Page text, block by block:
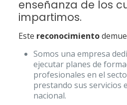
enseñanza de los
impartimos.
Este reconocimiento
Somos una empresa
ejecutar planes de
profesionales en el
prestando sus servicios
nacional.